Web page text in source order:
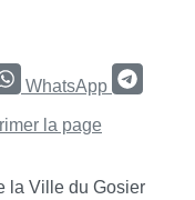
WhatsApp
la page
la Ville du Gosier